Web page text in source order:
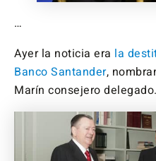
…
Ayer la noticia era la
Banco Santander,
Marín consejero delegado.